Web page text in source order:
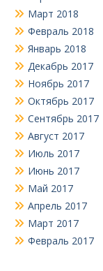
Март 2018
Февраль 2018
Январь 2018
Декабрь 2017
Ноябрь 2017
Октябрь 2017
Сентябрь 2017
Август 2017
Июль 2017
Июнь 2017
Май 2017
Апрель 2017
Март 2017
Февраль 2017